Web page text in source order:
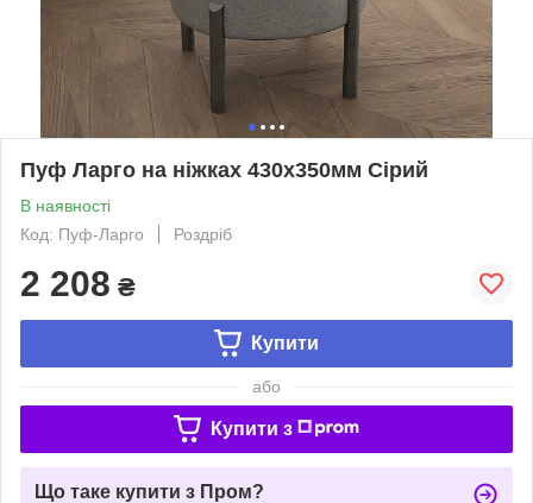
Пуф Ларго на ніжках 430х350мм Сірий
В наявності
Код: Пуф-Ларго
Роздріб
2 208 ₴
Купити
або
Купити з
Що таке купити з Пром?